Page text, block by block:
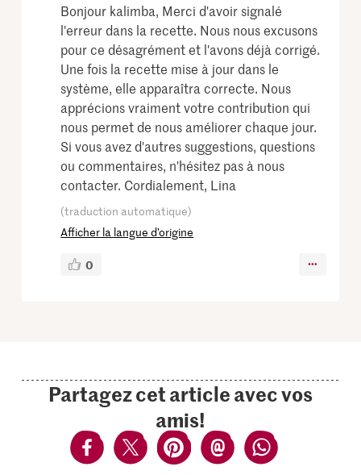
Bonjour kalimba, Merci d'avoir signalé
l'erreur dans la recette. Nous nous excusons
pour ce désagrément et l'avons déjà corrigé.
Une fois la recette mise à jour dans le
système, elle apparaîtra correcte. Nous
apprécions vraiment votre contribution qui
nous permet de nous améliorer chaque jour.
Si vous avez d'autres suggestions, questions
ou commentaires, n'hésitez pas à nous
contacter. Cordialement, Lina
(traduction automatique)
Afficher la langue d’origine
0
Partagez cet article avec vos
amis!